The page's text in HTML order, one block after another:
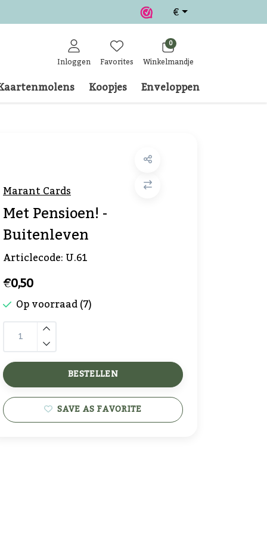
€
Inloggen Favorites
0
Winkelmandje
Koopjes Enveloppen
Marant Cards
Met Pensioen! -
Buitenleven
Articlecode:U.61
€0,50
Op voorraad (7)
BESTELLEN
SAVE AS FAVORITE